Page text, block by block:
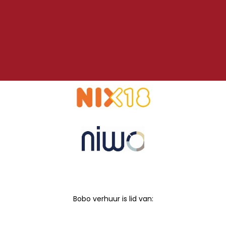
Bobo verhuur is lid van: